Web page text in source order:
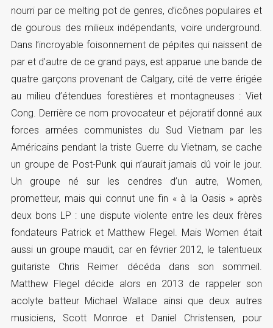
nourri par ce melting pot de genres, d’icônes populaires et
de gourous des milieux indépendants, voire underground.
Dans l’incroyable foisonnement de pépites qui naissent de
par et d’autre de ce grand pays, est apparue une bande de
quatre garçons provenant de Calgary, cité de verre érigée
au milieu d’étendues forestières et montagneuses : Viet
Cong. Derrière ce nom provocateur et péjoratif donné aux
forces armées communistes du Sud Vietnam par les
Américains pendant la triste Guerre du Vietnam, se cache
un groupe de Post-Punk qui n’aurait jamais dû voir le jour.
Un groupe né sur les cendres d’un autre, Women,
prometteur, mais qui connut une fin « à la Oasis » après
deux bons LP : une dispute violente entre les deux frères
fondateurs Patrick et Matthew Flegel. Mais Women était
aussi un groupe maudit, car en février 2012, le talentueux
guitariste Chris Reimer décéda dans son sommeil.
Matthew Flegel décide alors en 2013 de rappeler son
acolyte batteur Michael Wallace ainsi que deux autres
musiciens, Scott Monroe et Daniel Christensen, pour